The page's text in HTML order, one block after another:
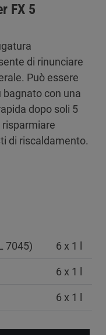
FX 5
di rinunciare
Può essere
con una
dopo soli 5
risparmiare
di riscaldamento.
7045) 6 x 1 l
6 x 1 l
6 x 1 l